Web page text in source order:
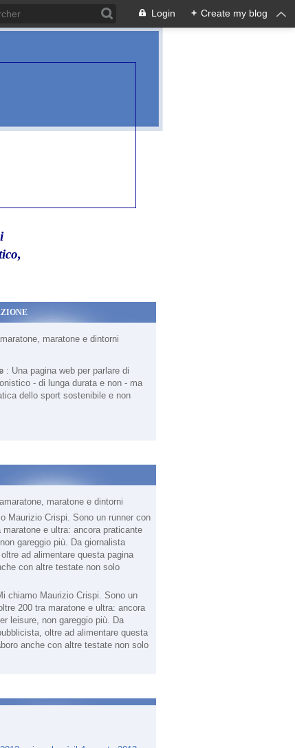
Login + Create my blog
maratone e dintorni
: Una pagina web per parlare di
- di lunga durata e non - ma
dello sport sostenibile e non
maratone e dintorni
chiamo Maurizio Crispi. Sono un
200 tra maratone e ultra: ancora
leisure, non gareggio più. Da
oltre ad alimentare questa
anche con altre testate non solo